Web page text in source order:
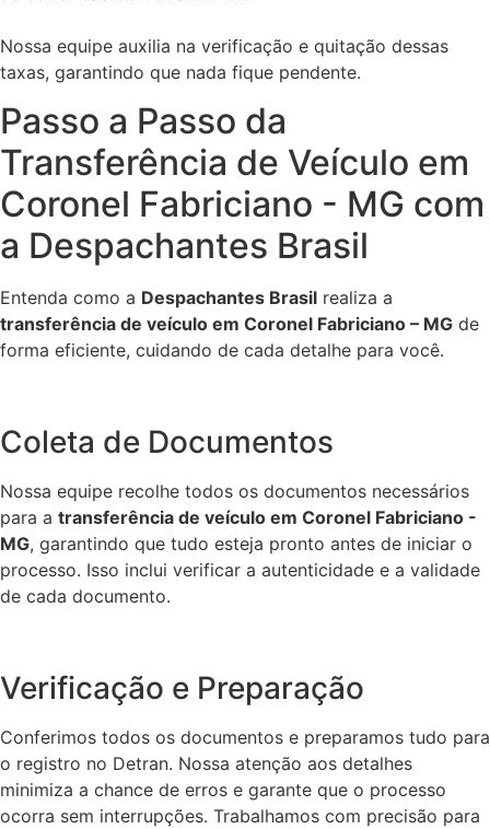
Nossa equipe auxilia na verificação e quitação dessas
taxas, garantindo que nada fique pendente.
Passo a Passo da
Transferência de Veículo em
Coronel Fabriciano - MG com
a Despachantes Brasil
Entenda como a Despachantes Brasil realiza a
transferência de veículo em Coronel Fabriciano – MG de
forma eficiente, cuidando de cada detalhe para você.
Coleta de Documentos
Nossa equipe recolhe todos os documentos necessários
para a transferência de veículo em Coronel Fabriciano -
MG, garantindo que tudo esteja pronto antes de iniciar o
processo. Isso inclui verificar a autenticidade e a validade
de cada documento.
Verificação e Preparação
Conferimos todos os documentos e preparamos tudo para
o registro no Detran. Nossa atenção aos detalhes
minimiza a chance de erros e garante que o processo
ocorra sem interrupções. Trabalhamos com precisão para